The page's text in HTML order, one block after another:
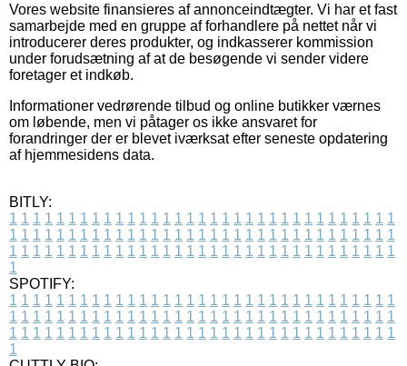
Vores website finansieres af annonceindtægter. Vi har et fast
samarbejde med en gruppe af forhandlere på nettet når vi
introducerer deres produkter, og indkasserer kommission
under forudsætning af at de besøgende vi sender videre
foretager et indkøb.
Informationer vedrørende tilbud og online butikker værnes
om løbende, men vi påtager os ikke ansvaret for
forandringer der er blevet iværksat efter seneste opdatering
af hjemmesidens data.
BITLY:
1 1 1 1 1 1 1 1 1 1 1 1 1 1 1 1 1 1 1 1 1 1 1 1 1 1 1 1 1 1 1 1 1
1 1 1 1 1 1 1 1 1 1 1 1 1 1 1 1 1 1 1 1 1 1 1 1 1 1 1 1 1 1 1 1 1
1 1 1 1 1 1 1 1 1 1 1 1 1 1 1 1 1 1 1 1 1 1 1 1 1 1 1 1 1 1 1 1 1
1
SPOTIFY:
1 1 1 1 1 1 1 1 1 1 1 1 1 1 1 1 1 1 1 1 1 1 1 1 1 1 1 1 1 1 1 1 1
1 1 1 1 1 1 1 1 1 1 1 1 1 1 1 1 1 1 1 1 1 1 1 1 1 1 1 1 1 1 1 1 1
1 1 1 1 1 1 1 1 1 1 1 1 1 1 1 1 1 1 1 1 1 1 1 1 1 1 1 1 1 1 1 1 1
1